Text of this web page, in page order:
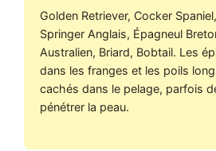
Golden Retriever, Cocker
Springer Anglais, Épagneul
Australien, Briard, Bobtail. Les
dans les franges et les poils
cachés dans le pelage, parfois
pénétrer la peau.